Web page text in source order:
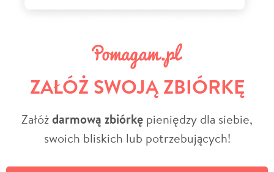
ZAŁÓŻ SWOJĄ ZBIÓRKĘ
Załóżdarmową zbiórkę pieniędzy dla siebie,
swoich bliskich lub potrzebujących!